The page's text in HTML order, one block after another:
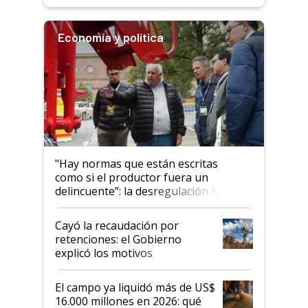
Economía y política
"Hay normas que están escritas
como si el productor fuera un
delincuente”: la desregulación llegó
al Congreso Aapresid y hasta se
habló del financiamiento al IPCVA
Cayó la recaudación por
retenciones: el Gobierno
explicó los motivos
El campo ya liquidó más de US$
16.000 millones en 2026: qué